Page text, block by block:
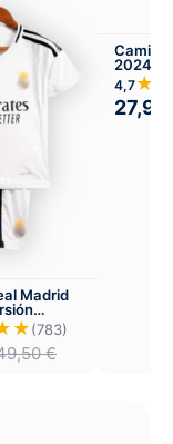
Madrid
(783)
€
2024-
4,7
27,99